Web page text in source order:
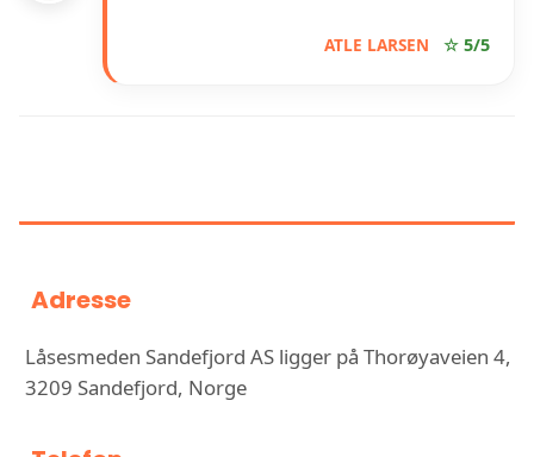
ATLE LARSEN ☆ 5/5
Adresse
Låsesmeden Sandefjord AS ligger på Thorøyaveien 4,
3209 Sandefjord, Norge